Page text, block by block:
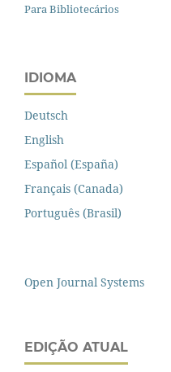
Para Bibliotecários
IDIOMA
Deutsch
English
Español (España)
Français (Canada)
Português (Brasil)
Open Journal Systems
EDIÇÃO ATUAL